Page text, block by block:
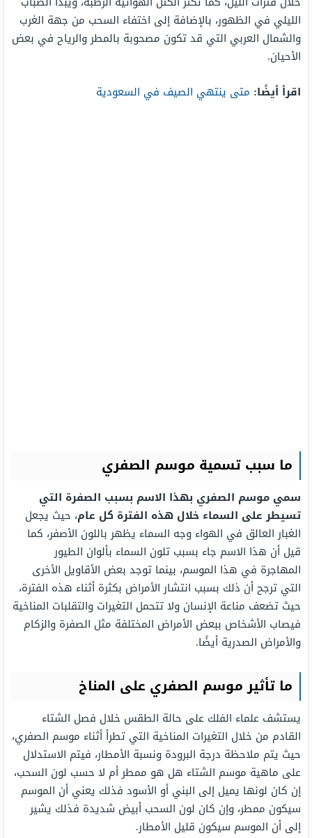
الليلي في الظهور، بالإضافة إلى اختفاء السحب من جهة الغرب
والشمال العربي التي قد تكون مصحوبة بالمطر والرياح في بعض
الأحيان.
اقرأ أيضًا: متى ينتهي الصيف في السعودية
ما سبب تسمية موسم الصفري
سمي موسم الصفري بهذا الاسم بسبب الصفرة التي
تسيطر على السماء خلال هذه الفترة كل عام، حيث يجعل
الغبار العالق في الهواء وجه السماء يظهر باللون الأصفر، كما
قيل أن هذا الاسم جاء بسبب تلون السماء بألوان الطيور
المهاجرة في هذا الموسم، بينما توجد بعض الأقاويل الأخرى
التي ترجح أن ذلك بسبب انتشار الأمراض بكثرة أثناء هذه الفترة،
حيث تضعف مناعة الإنسان ولا تتحمل التغيرات والتقلبات المناخية
فيصاب الأشخاص ببعض الأمراض المختلفة مثل الصفرة والزكام
والأمراض الصدرية أيضًا.
ما تأثير موسم الصفري على المناخ
يستشف علماء الفلك على حالة الطقس خلال فصل الشتاء
القادم من خلال التغيرات المناخية التي تطرأ أثناء موسم الصفري،
حيث يتم ملاحظة درجة البرودة ونسبة الأمطار، فيتم الاستدلال
على ماهية موسم الشتاء هل هو ممطر أم لا حسب لون السحب،
إن كان لونها يميل إلى البني أو الأسود فذلك يعني أن الموسم
سيكون ممطر، وإن كان لون السحب أبيض شديدة فذلك يشير
إلى أن الموسم سيكون قليل الأمطار.